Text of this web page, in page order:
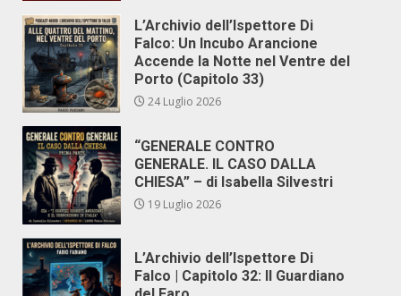
L’Archivio dell’Ispettore Di
Falco: Un Incubo Arancione
Accende la Notte nel Ventre del
Porto (Capitolo 33)
24 Luglio 2026
“GENERALE CONTRO
GENERALE. IL CASO DALLA
CHIESA” – di Isabella Silvestri
19 Luglio 2026
L’Archivio dell’Ispettore Di
Falco | Capitolo 32: Il Guardiano